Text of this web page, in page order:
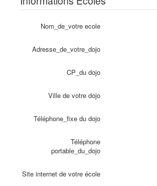
Nom_de_votre ecole
Adresse_de_votre_dojo
CP_du dojo
Ville de votre dojo
Téléphone_fixe du dojo
Téléphone
portable_du_dojo
Site internet de votre école